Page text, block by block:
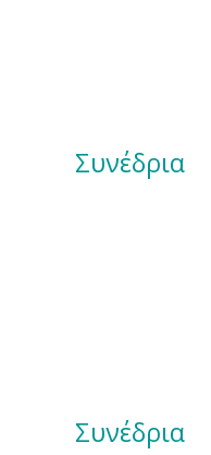
Συνέδρια
Συνέδρια